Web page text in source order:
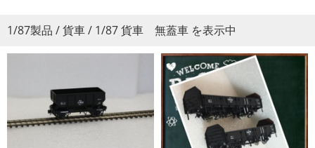
1/87製品 / 貨車 / 1/87 貨車 無蓋車 を表示中